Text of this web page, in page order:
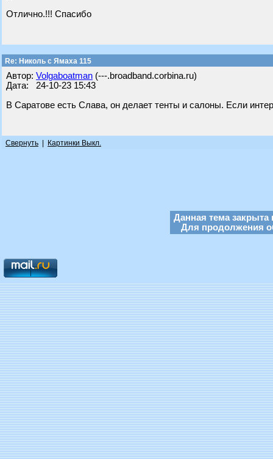
Отлично.!!! Спасибо
Re: Николь с Ямаха 115
Автор: Volgaboatman (---.broadband.corbina.ru)
Дата: 24-10-23 15:43
В Саратове есть Слава, он делает тенты и салоны. Если
Свернуть Картинки Выкл.
Данная тема закрыта
Для продолжения